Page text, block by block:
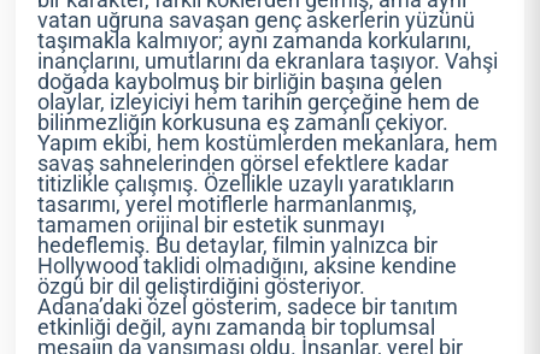
vatan uğruna savaşan genç askerlerin yüzünü
taşımakla kalmıyor; aynı zamanda korkularını,
inançlarını, umutlarını da ekranlara taşıyor. Vahşi
doğada kaybolmuş bir birliğin başına gelen
olaylar, izleyiciyi hem tarihin gerçeğine hem de
bilinmezliğin korkusuna eş zamanlı çekiyor.
Yapım ekibi, hem kostümlerden mekanlara, hem
savaş sahnelerinden görsel efektlere kadar
titizlikle çalışmış. Özellikle uzaylı yaratıkların
tasarımı, yerel motiflerle harmanlanmış,
tamamen orijinal bir estetik sunmayı
hedeflemiş. Bu detaylar, filmin yalnızca bir
Hollywood taklidi olmadığını, aksine kendine
özgü bir dil geliştirdiğini gösteriyor.
Adana’daki özel gösterim, sadece bir tanıtım
etkinliği değil, aynı zamanda bir toplumsal
mesajın da yansıması oldu. İnsanlar, yerel bir